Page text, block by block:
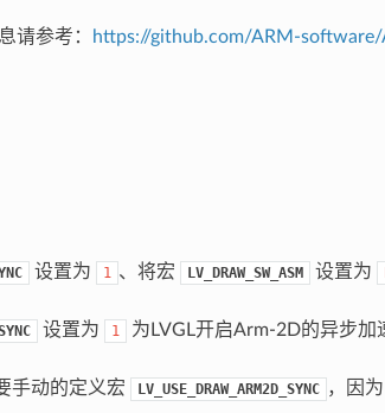
请参考： https://github.com/ARM-
设置为 1 、将宏 LV_DRAW_SW_ASM 设置为
设置为 1 为LVGL开启Arm-2D的异步加
手动的定义宏 LV_USE_DRAW_ARM2D_SYNC ，因